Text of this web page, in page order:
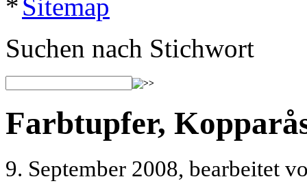
Sitemap
Suchen nach Stichwort
Farbtupfer,
9. September 2008, bearbeitet